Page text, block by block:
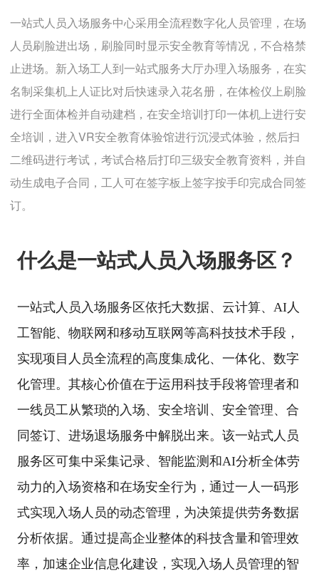
一站式人员入场服务中心采用全流程数字化人员管理，在场
人员刷脸进出场，刷脸同时显示安全教育等情况，不合格禁
止进场。新入场工人到一站式服务大厅办理入场服务，在实
名制采集机上人证比对后快速录入花名册，在体检仪上刷脸
进行全面体检并自动建档，在安全培训打印一体机上进行安
全培训，进入VR安全教育体验馆进行沉浸式体验，然后扫
二维码进行考试，考试合格后打印三级安全教育资料，并自
动生成电子合同，工人可在签字板上签字按手印完成合同签
订。
什么是一站式人员入场服务区？
一站式人员入场服务区依托大数据、云计算、AI人
工智能、物联网和移动互联网等高科技技术手段，
实现项目人员全流程的高度集成化、一体化、 数字
化管理。其核心价值在于运用科技手段将管理者和
一线员工从繁琐的入场、安全培训、安全管理、合
同签订、进场退场服务中解脱出来。该一站式人员
服务区可集中采集记录、智能监测和AI分析全体劳
动力的入场资格和在场安全行为，通过一人一码形
式实现入场人员的动态管理，为决策提供劳务数据
分析依据。通过提高企业整体的科技含量和管理效
率，加速企业信息化建设，实现入场人员管理的智